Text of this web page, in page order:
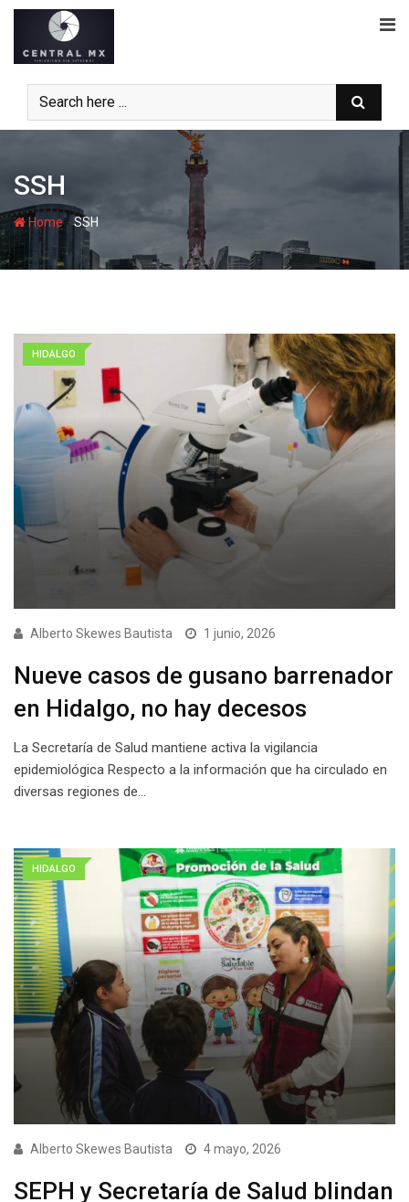
Skip
content
SSH
Home-SSH
HIDALGO
Alberto Skewes Bautista 1 junio, 2026
Nueve casos de gusano barrenador
en Hidalgo, no hay decesos
La Secretaría de Salud mantiene activa la vigilancia
epidemiológica Respecto a la información que ha circulado en
diversas regiones de…
HIDALGO
Alberto Skewes Bautista 4 mayo, 2026
SEPH y Secretaría de Salud blindan